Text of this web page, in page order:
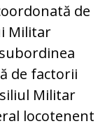
de
Militar
de factorii
Militar
locotenent